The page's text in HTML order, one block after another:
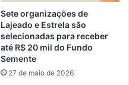
Sete organizações de
Lajeado e Estrela são
selecionadas para receber
até R$ 20 mil do Fundo
Semente
27 de maio de 2026